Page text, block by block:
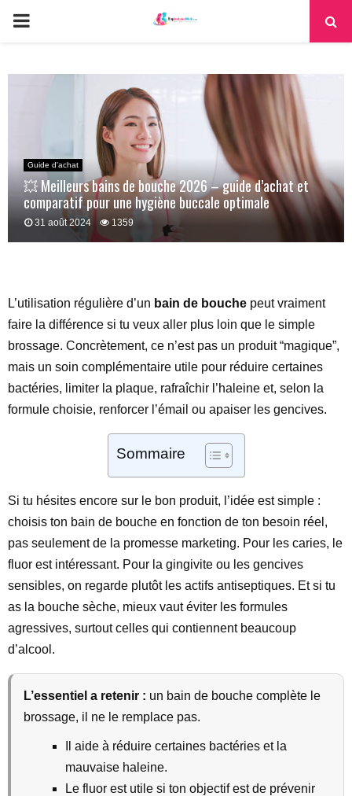
PRIMARY
Guide d'achat
💥 Meilleurs bains de bouche 2026 – guide d’achat et
comparatif pour une hygiène buccale optimale
31 août 2024 1359
L’utilisation régulière d’un bain de bouche peut vraiment
faire la différence si tu veux aller plus loin que le simple
brossage. Concrètement, ce n’est pas un produit “magique”,
mais un soin complémentaire utile pour réduire certaines
bactéries, limiter la plaque, rafraîchir l’haleine et, selon la
formule choisie, renforcer l’émail ou apaiser les gencives.
Sommaire
Si tu hésites encore sur le bon produit, l’idée est simple :
choisis ton bain de bouche en fonction de ton besoin réel,
pas seulement de la promesse marketing. Pour les caries, le
fluor est intéressant. Pour la gingivite ou les gencives
sensibles, on regarde plutôt les actifs antiseptiques. Et si tu
as la bouche sèche, mieux vaut éviter les formules
agressives, surtout celles qui contiennent beaucoup
d’alcool.
L’essentiel a retenir : un bain de bouche complète le
brossage, il ne le remplace pas.
Il aide à réduire certaines bactéries et la
mauvaise haleine.
Le fluor est utile si ton objectif est de prévenir